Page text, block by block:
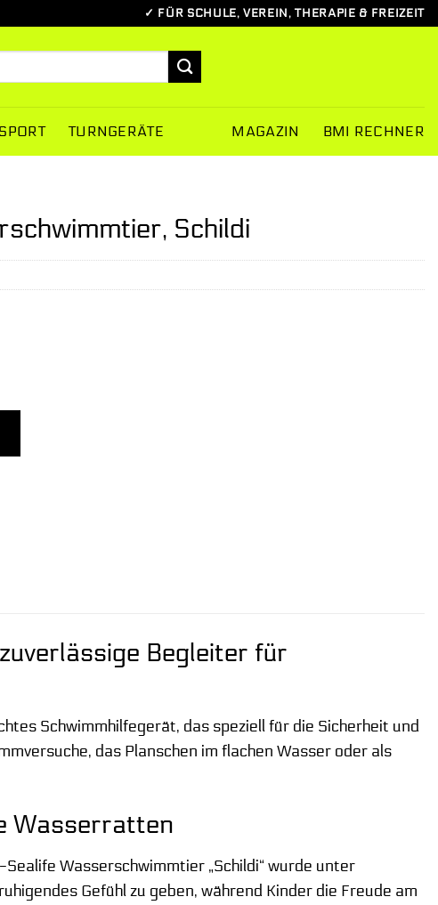
✓ FÜR SCHULE, VEREIN, THERAPIE & FREIZEIT
TURNGERÄTE MAGAZIN BMI RECHNER
Schildi
Begleiter für
Schwimmhilfegerät, das speziell für die Sicherheit und
das Planschen im flachen Wasser oder als
Wasserratten
Wasserschwimmtier „Schildi“ wurde unter
Gefühl zu geben, während Kinder die Freude am